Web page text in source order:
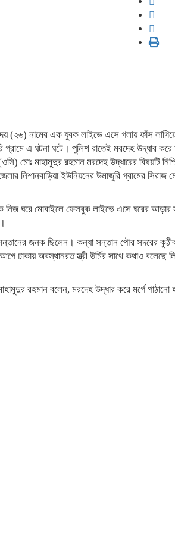
(২৬) নামের এক যুবক লাইভে এসে গলায় ফাঁস
গ্রামে এ ঘটনা ঘটে। পুলিশ রাতেই মরদেহ উদ্ধার
মোঃ মাহামুদুর রহমান মরদেহ উদ্ধারের বিষয়টি
নিশানবাড়িয়া ইউনিয়নের উমাজুরি গ্রামের সিরাজ
নিজ ঘরে মোবাইলে ফেসবুক লাইভে এসে ঘরের আড়ার
জনক ছিলেন। কন্যা সন্তান পৌর সদরের
ঢাকায় অবস্থানরত স্ত্রী উর্মির সাথে কথাও বলেছে
রহমান বলেন, মরদেহ উদ্ধার করে মর্গে